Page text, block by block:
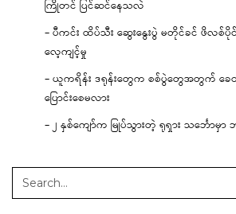
ကြိုတင် ပြင်ဆင်နေသလဲ
– ပီကင်း ထိပ်သီး ဆွေးနွေးပွဲ မတိုင်ခင် ဖိလစ်
လေ့ကျင့်မှု
– ယူကရိန်း ဒရုန်းတွေက စစ်ပွဲတွေအတွက် ခ
ပြောင်းစေမလား
– ၂ နှစ်ကျော်က မြုပ်သွားတဲ့ ရုရှား သင်္ဘောမှ